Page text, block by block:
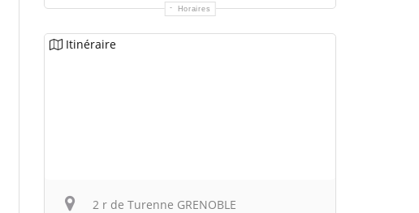
Horaires
Itinéraire
2 r de Turenne GRENOBLE